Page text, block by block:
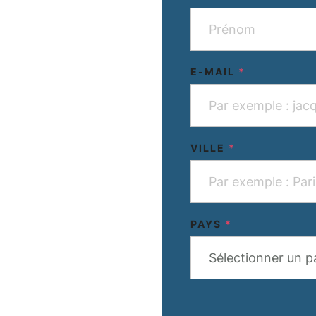
E-MAIL *
VILLE *
PAYS *
Sélectionner un